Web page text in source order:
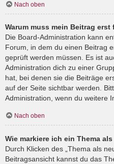
Nach oben
Warum muss mein Beitrag
Die Board-Administration kann
Forum, in dem du einen Beitrag
geprüft werden müssen. Es ist
Administration dich zu einer
hat, bei denen sie die Beiträge
auf der Seite sichtbar werden.
Administration, wenn du weitere
Nach oben
Wie markiere ich ein Thema
Durch Klicken des „Thema als
Beitragsansicht kannst du das